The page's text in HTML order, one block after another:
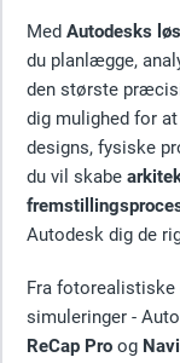
Med Autodesks
du planlægge,
den største
dig mulighed for
designs, fysiske
du vil skabe
Autodesk dig de
Fra fotorealistiske
simuleringer -
ReCap Pro og